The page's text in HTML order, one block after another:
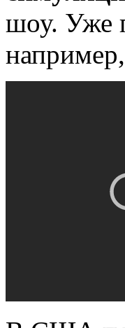
шоу. Уже